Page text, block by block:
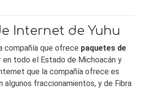
Internet de Yuhu
compañía que ofrece paquetes de
en todo el Estado de Michoacán y
que la compañía ofrece es
algunos fraccionamientos, y de Fibra